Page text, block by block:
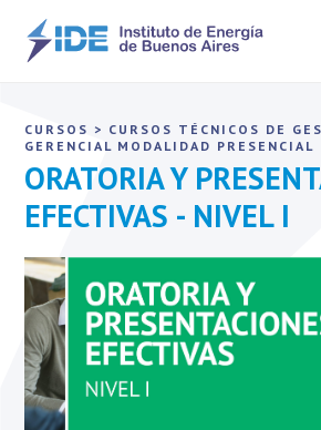
CURSOS > CURSOS TÉCNICOS DE
GERENCIAL MODALIDAD PRESENCIAL
ORATORIA Y
EFECTIVAS - NIVEL I